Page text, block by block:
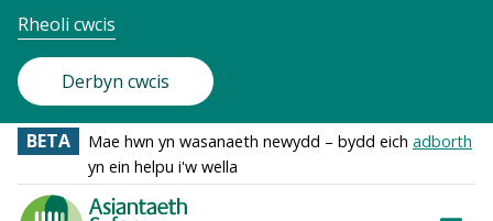
Rheoli cwcis
Derbyn cwcis
BETA Mae hwn yn wasanaeth newydd – bydd eich adborth
yn ein helpu i'w wella
Food